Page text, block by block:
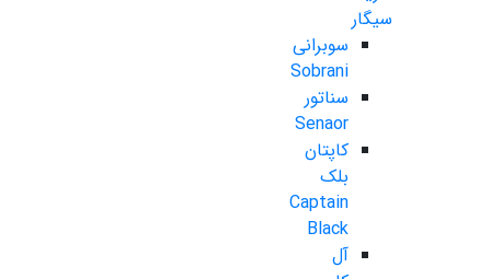
سیگار
سوبرانی
Sobrani
سناتور
Senaor
کاپتان
بلک
Captain
Black
آل